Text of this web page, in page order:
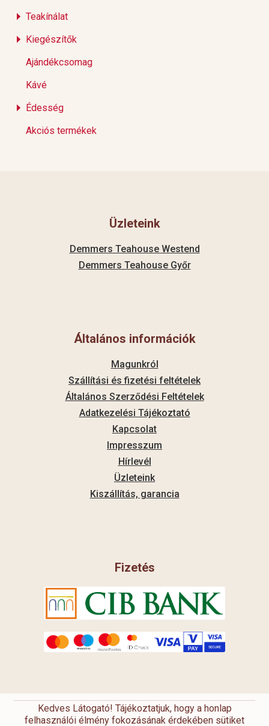
Teakínálat
Kiegészítők
Ajándékcsomag
Kávé
Édesség
Akciós termékek
Üzleteink
Demmers Teahouse Westend
Demmers Teahouse Győr
Általános információk
Magunkról
Szállítási és fizetési feltételek
Általános Szerződési Feltételek
Adatkezelési Tájékoztató
Kapcsolat
Impresszum
Hírlevél
Üzleteink
Kiszállítás, garancia
Fizetés
Kedves Látogató! Tájékoztatjuk, hogy a honlap
felhasználói élmény fokozásának érdekében sütiket